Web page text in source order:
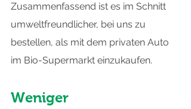
Zusammenfassend ist es im Schnitt
umweltfreundlicher, bei uns zu
bestellen, als mit dem privaten Auto
im Bio-Supermarkt einzukaufen.
Weniger